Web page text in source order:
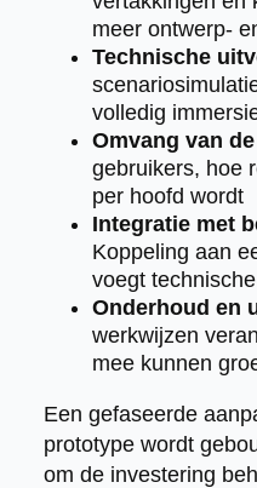
meer ontwerp-
Technische
volledig
Omvang van
gebruikers, hoe
per hoofd wordt
Integratie met
Koppeling aan
voegt
Onderhoud en
werkwijzen
mee kunnen
Een gefaseerde
prototype wordt
om de investering